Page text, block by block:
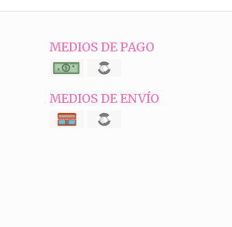
MEDIOS DE PAGO
MEDIOS DE ENVÍO